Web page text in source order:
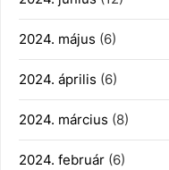
2024. május (6)
2024. április (6)
2024. március (8)
2024. február (6)